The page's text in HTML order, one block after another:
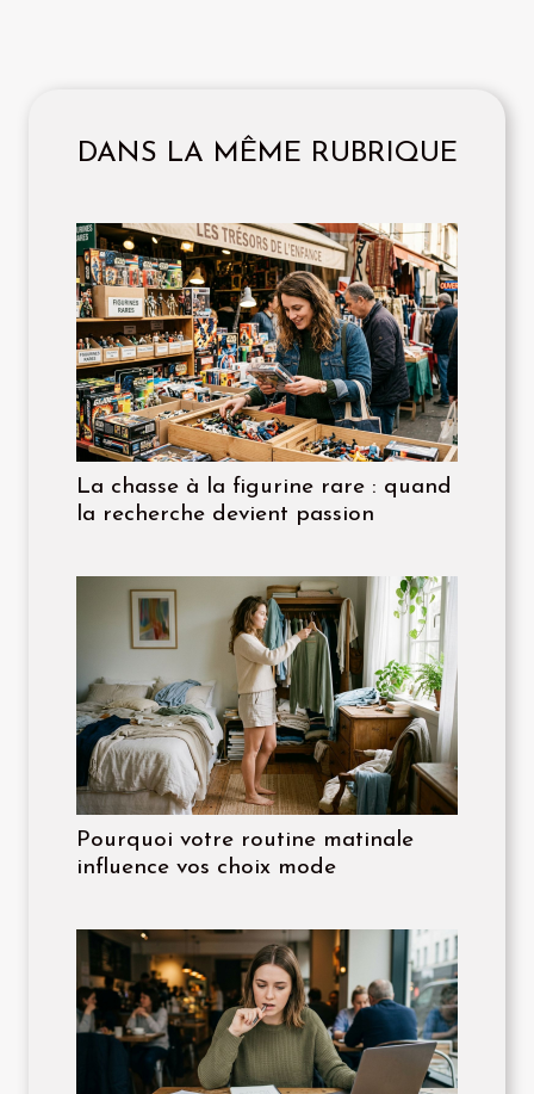
DANS LA MÊME RUBRIQUE
La chasse à la figurine rare : quand
la recherche devient passion
Pourquoi votre routine matinale
influence vos choix mode